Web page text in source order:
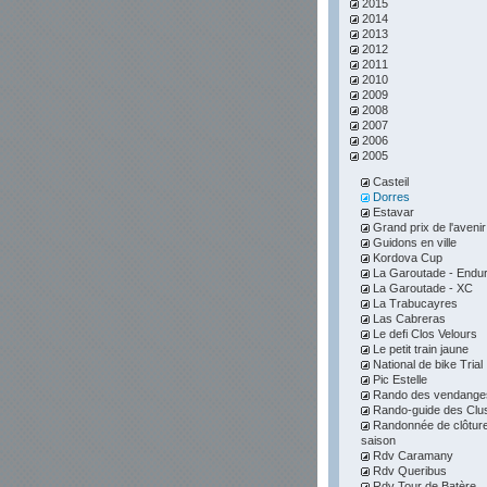
2015
2014
2013
2012
2011
2010
2009
2008
2007
2006
2005
Casteil
Dorres
Estavar
Grand prix de l'avenir
Guidons en ville
Kordova Cup
La Garoutade -
La Garoutade - XC
La Trabucayres
Las Cabreras
Le defi Clos Velours
Le petit train jaune
National de bike Trial
Pic Estelle
Rando des
Rando-guide des
Randonnée de
saison
Rdv Caramany
Rdv Queribus